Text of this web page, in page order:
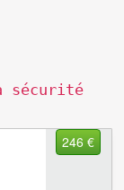
sécurité
246 €